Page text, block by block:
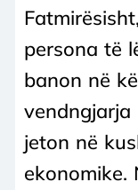
persona të
banon në
vendngjarja
jeton në
ekonomike.